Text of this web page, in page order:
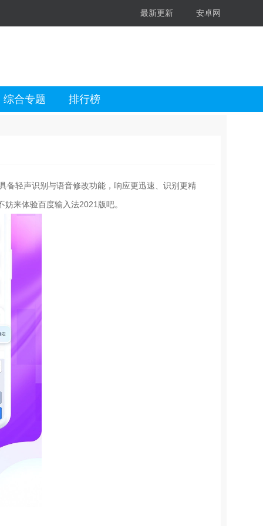
最新更新 安卓网
综合专题 排行榜
备轻声识别与语音修改功能，响应更迅速、识别更精
来体验百度输入法2021版吧。